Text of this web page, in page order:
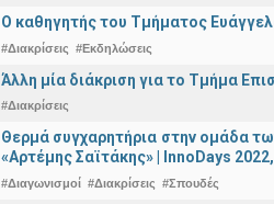
Ο καθηγητής του Τμήματος
#Διακρίσεις #Εκδηλώσεις
Άλλη μία διάκριση για το Τμήμα
#Διακρίσεις
Θερμά συγχαρητήρια στην ομάδα
«Αρτέμης Σαϊτάκης» | InnoDays
#Διαγωνισμοί #Διακρίσεις #Σπουδές